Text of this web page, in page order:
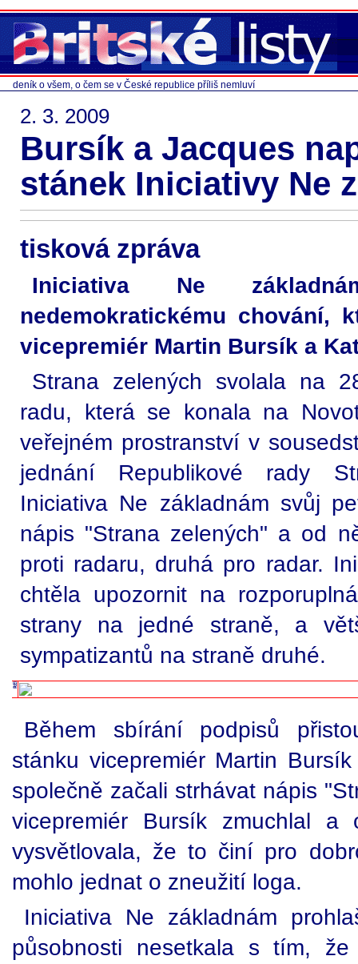
deník o všem, o čem se v České republice příliš nemluví
2. 3. 2009
Bursík a Jacques
stánek Iniciativy Ne
tisková zpráva
Iniciativa Ne
nedemokratickému chování,
vicepremiér Martin Bursík a
Strana zelených svolala na
radu, která se konala na
veřejném prostranství v
jednání Republikové rady
Iniciativa Ne základnám svůj
nápis "Strana zelených" a od
proti radaru, druhá pro radar.
chtěla upozornit na
strany na jedné straně, a
sympatizantů na straně druhé.
Během sbírání podpisů
stánku vicepremiér Martin
společně začali strhávat nápis
vicepremiér Bursík zmuchlal a
vysvětlovala, že to činí pro
mohlo jednat o zneužití loga.
Iniciativa Ne základnám
působnosti nesetkala s tím,